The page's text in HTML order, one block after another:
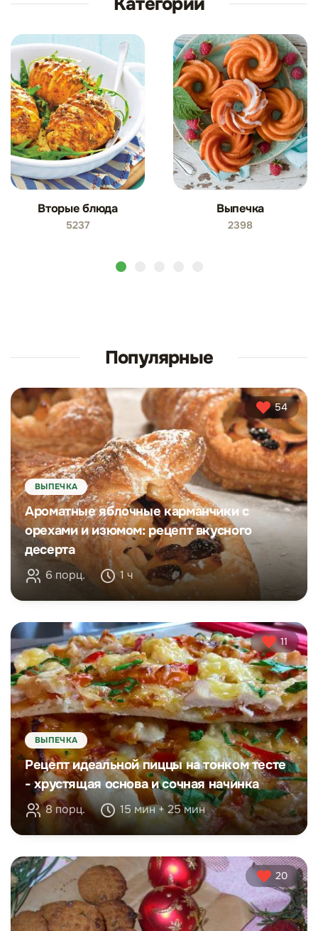
Вторые блюда
5237
Выпечка
2398
Популярные
54
ВЫПЕЧКА
Ароматные яблочные карманчики с
орехами и изюмом: рецепт вкусного
десерта
6 порц. 1 ч
11
ВЫПЕЧКА
Рецепт идеальной пиццы на тонком тесте
- хрустящая основа и сочная начинка
8 порц. 15 мин + 25 мин
20